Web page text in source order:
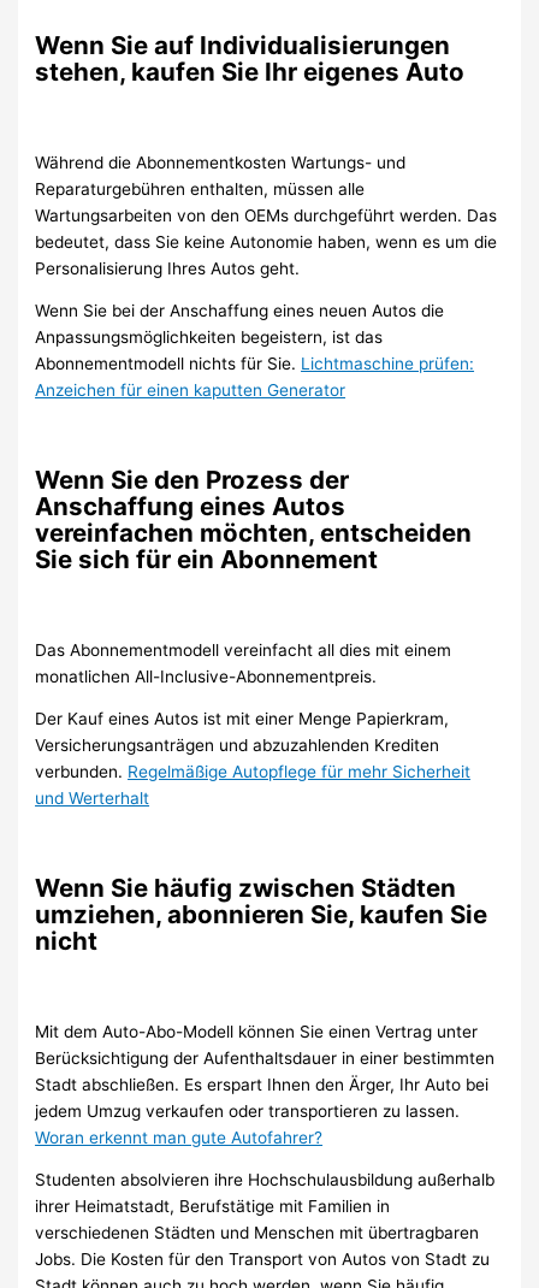
Wenn Sie auf Individualisierungen
stehen, kaufen Sie Ihr eigenes Auto
Während die Abonnementkosten Wartungs- und
Reparaturgebühren enthalten, müssen alle
Wartungsarbeiten von den OEMs durchgeführt werden. Das
bedeutet, dass Sie keine Autonomie haben, wenn es um die
Personalisierung Ihres Autos geht.
Wenn Sie bei der Anschaffung eines neuen Autos die
Anpassungsmöglichkeiten begeistern, ist das
Abonnementmodell nichts für Sie. Lichtmaschine prüfen:
Anzeichen für einen kaputten Generator
Wenn Sie den Prozess der
Anschaffung eines Autos
vereinfachen möchten, entscheiden
Sie sich für ein Abonnement
Das Abonnementmodell vereinfacht all dies mit einem
monatlichen All-Inclusive-Abonnementpreis.
Der Kauf eines Autos ist mit einer Menge Papierkram,
Versicherungsanträgen und abzuzahlenden Krediten
verbunden. Regelmäßige Autopflege für mehr Sicherheit
und Werterhalt
Wenn Sie häufig zwischen Städten
umziehen, abonnieren Sie, kaufen Sie
nicht
Mit dem Auto-Abo-Modell können Sie einen Vertrag unter
Berücksichtigung der Aufenthaltsdauer in einer bestimmten
Stadt abschließen. Es erspart Ihnen den Ärger, Ihr Auto bei
jedem Umzug verkaufen oder transportieren zu lassen.
Woran erkennt man gute Autofahrer?
Studenten absolvieren ihre Hochschulausbildung außerhalb
ihrer Heimatstadt, Berufstätige mit Familien in
verschiedenen Städten und Menschen mit übertragbaren
Jobs. Die Kosten für den Transport von Autos von Stadt zu